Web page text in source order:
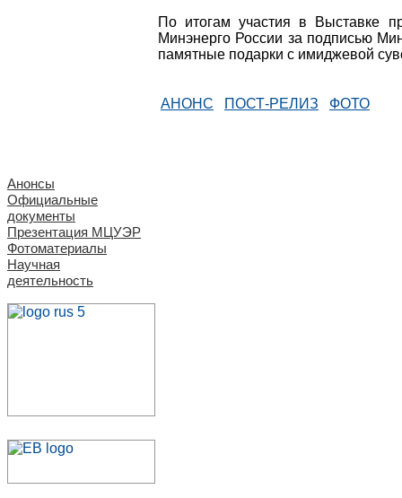
По итогам участия в Выставке
Минэнерго России за подписью
памятные подарки с имиджевой
АНОНС ПОСТ-РЕЛИЗ ФОТО
Анонсы
Официальные
документы
Презентация МЦУЭР
Фотоматериалы
Научная
деятельность